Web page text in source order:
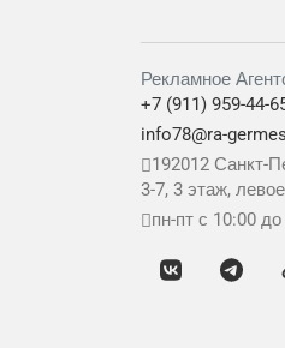
Рекламное
+7 (911) 959-44-
info78@ra-
192012 Санкт-
3-7, 3 этаж,
пн-пт с 10:00